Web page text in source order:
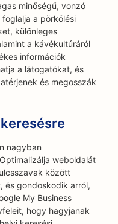
minőségű, vonzó
a pörkölési
különleges
a kávékultúráról
információk
a látogatókat, és
és megosszák
nagyban
weboldalát
között
és gondoskodik arról,
My Business
hogy hagyjanak